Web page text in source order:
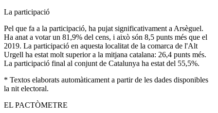
La participació
Pel que fa a la participació, ha pujat significativament a Arsèguel.
Ha anat a votar un 81,9% del cens, i això són 8,5 punts més que el
2019. La participació en aquesta localitat de la comarca de l'Alt
Urgell ha estat molt superior a la mitjana catalana: 26,4 punts més.
La participació final al conjunt de Catalunya ha estat del 55,5%.
* Textos elaborats automàticament a partir de les dades disponibles
la nit electoral.
EL PACTÒMETRE